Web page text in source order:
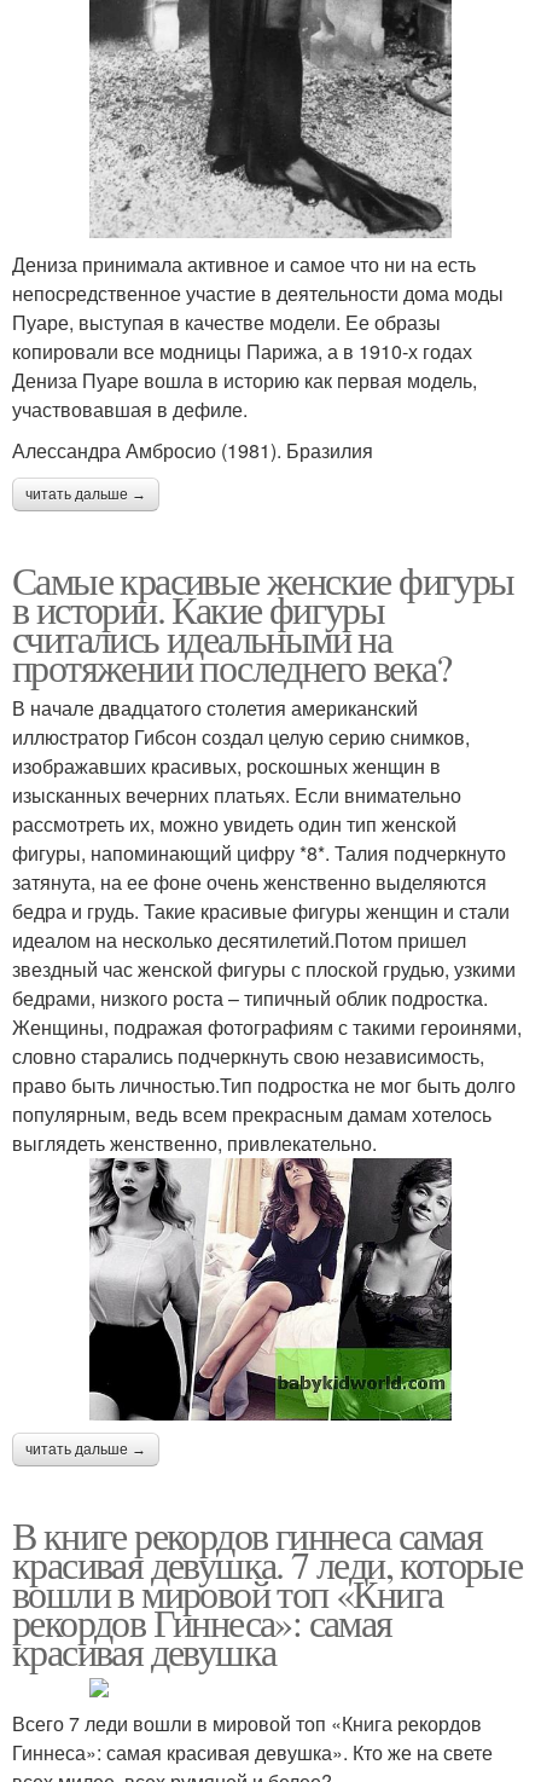
Дениза принимала активное и самое что ни на есть
непосредственное участие в деятельности дома моды
Пуаре, выступая в качестве модели. Ее образы
копировали все модницы Парижа, а в 1910‑х годах
Дениза Пуаре вошла в историю как первая модель,
участвовавшая в дефиле.
Алессандра Амбросио (1981). Бразилия
читать дальше →
Самые красивые женские фигуры
в истории. Какие фигуры
считались идеальными на
протяжении последнего века?
В начале двадцатого столетия американский
иллюстратор Гибсон создал целую серию снимков,
изображавших красивых, роскошных женщин в
изысканных вечерних платьях. Если внимательно
рассмотреть их, можно увидеть один тип женской
фигуры, напоминающий цифру *8*. Талия подчеркнуто
затянута, на ее фоне очень женственно выделяются
бедра и грудь. Такие красивые фигуры женщин и стали
идеалом на несколько десятилетий.Потом пришел
звездный час женской фигуры с плоской грудью, узкими
бедрами, низкого роста – типичный облик подростка.
Женщины, подражая фотографиям с такими героинями,
словно старались подчеркнуть свою независимость,
право быть личностью.Тип подростка не мог быть долго
популярным, ведь всем прекрасным дамам хотелось
выглядеть женственно, привлекательно.
читать дальше →
В книге рекордов гиннеса самая
красивая девушка. 7 леди, которые
вошли в мировой топ «Книга
рекордов Гиннеса»: самая
красивая девушка
Всего 7 леди вошли в мировой топ «Книга рекордов
Гиннеса»: самая красивая девушка». Кто же на свете